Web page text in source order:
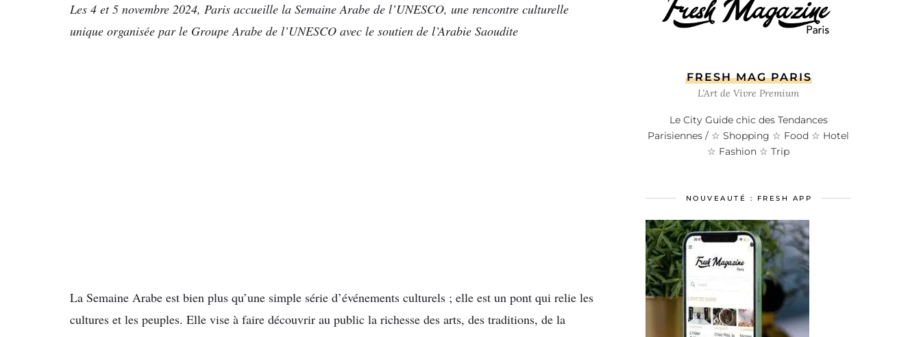
Les 4 et 5 novembre 2024, Paris accueille la Semaine Arabe de l’UNESCO, une rencontre culturelle
unique organisée par le Groupe Arabe de l’UNESCO avec le soutien de l’Arabie Saoudite
La Semaine Arabe est bien plus qu’une simple série d’événements culturels ; elle est un pont qui relie les
cultures et les peuples. Elle vise à faire découvrir au public la richesse des arts, des traditions, de la
FRESH MAG PARIS
L’Art de Vivre Premium
Le City Guide chic des Tendances
Parisiennes / ☆ Shopping ☆ Food ☆ Hotel
☆ Fashion ☆ Trip
NOUVEAUTÉ : FRESH APP